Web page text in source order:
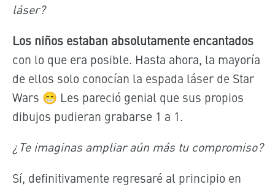
láser?
Los niños estaban absolutamente encantados
con lo que era posible. Hasta ahora, la mayoría
de ellos solo conocían la espada láser de Star
Wars 😁 Les pareció genial que sus propios
dibujos pudieran grabarse 1 a 1.
¿Te imaginas ampliar aún más tu compromiso?
Sí, definitivamente regresaré al principio en